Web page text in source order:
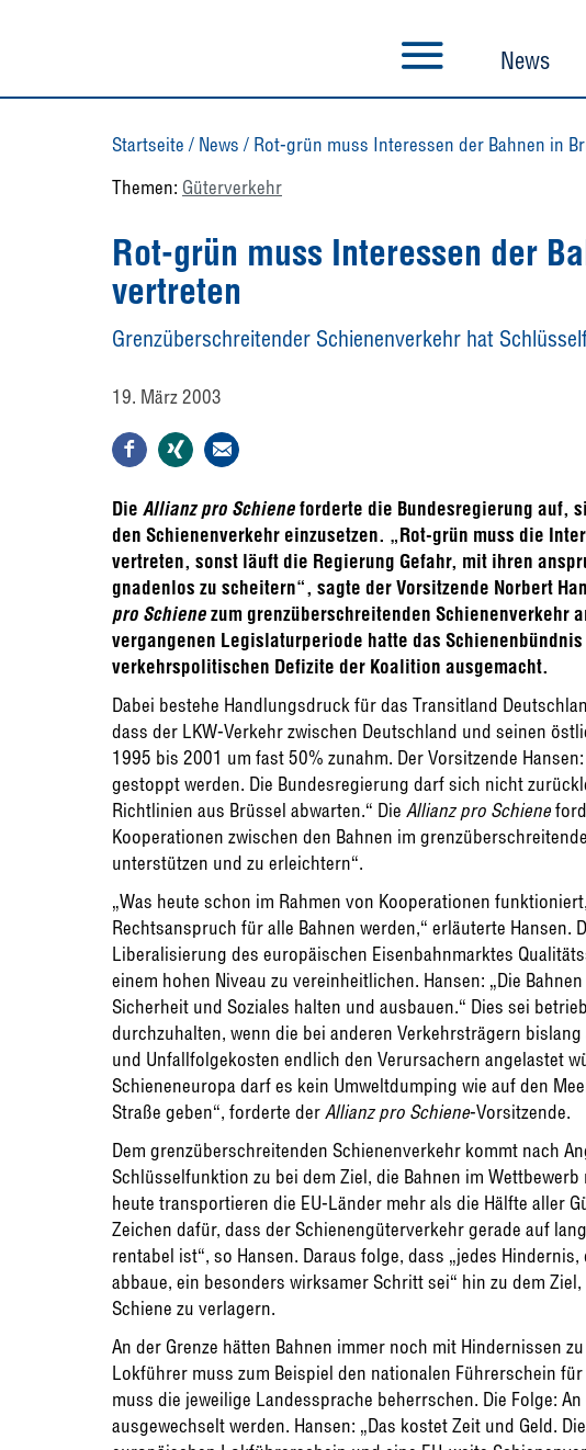
News
Startseite / News / Rot-grün muss Interessen der Bahnen in
Themen: Güterverkehr
Rot-grün muss Interessen der
vertreten
Grenzüberschreitender Schienenverkehr hat
19. März 2003
Die Allianz pro Schieneforderte die Bundesregierung auf,
den Schienenverkehr einzusetzen. „Rot-grün muss die
vertreten, sonst läuft die Regierung Gefahr, mit ihren
gnadenlos zu scheitern“, sagte der Vorsitzende Norbert
pro Schienezum grenzüberschreitenden Schienenverkehr
vergangenen Legislaturperiode hatte das
verkehrspolitischen Defizite der Koalition ausgemacht.
Dabei bestehe Handlungsdruck für das Transitland
dass der LKW-Verkehr zwischen Deutschland und seinen
1995 bis 2001 um fast 50% zunahm. Der Vorsitzende
gestoppt werden. Die Bundesregierung darf sich nicht
Richtlinien aus Brüssel abwarten.“ Die Allianz pro Schiene
Kooperationen zwischen den Bahnen im
unterstützen und zu erleichtern“.
„Was heute schon im Rahmen von Kooperationen
Rechtsanspruch für alle Bahnen werden,“ erläuterte Hansen.
Liberalisierung des europäischen Eisenbahnmarktes
einem hohen Niveau zu vereinheitlichen. Hansen: „Die
Sicherheit und Soziales halten und ausbauen.“ Dies sei
durchzuhalten, wenn die bei anderen Verkehrsträgern
und Unfallfolgekosten endlich den Verursachern angelastet
Schieneneuropa darf es kein Umweltdumping wie auf den
Straße geben“, forderte derAllianz pro Schiene-Vorsitzende.
Dem grenzüberschreitenden Schienenverkehr kommt nach
Schlüsselfunktion zu bei dem Ziel, die Bahnen im
heute transportieren die EU-Länder mehr als die Hälfte aller
Zeichen dafür, dass der Schienengüterverkehr gerade auf
rentabel ist“, so Hansen. Daraus folge, dass „jedes
abbaue, ein besonders wirksamer Schritt sei“ hin zu dem
Schiene zu verlagern.
An der Grenze hätten Bahnen immer noch mit Hindernissen
Lokführer muss zum Beispiel den nationalen Führerschein
muss die jeweilige Landessprache beherrschen. Die Folge:
ausgewechselt werden. Hansen: „Das kostet Zeit und Geld. Die